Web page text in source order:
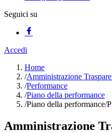
Seguici su
Accedi
Home
/Amministrazione
/Performance
/Piano della performance
/Piano della performance/
Amministrazione